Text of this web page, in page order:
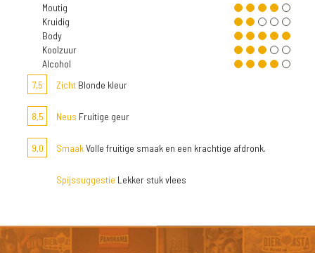
Moutig
Kruidig
Body
Koolzuur
Alcohol
7,5
Zicht Blonde kleur
8,5 Neus Fruitige geur
9,0 SmaakVolle fruitige smaak en een krachtige afdronk.
Spijssuggestie Lekker stuk vlees